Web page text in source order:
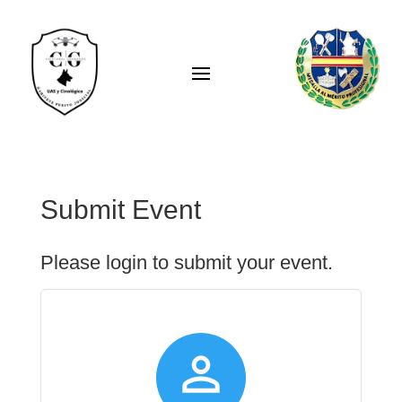
Submit Event
Please login to submit your event.
